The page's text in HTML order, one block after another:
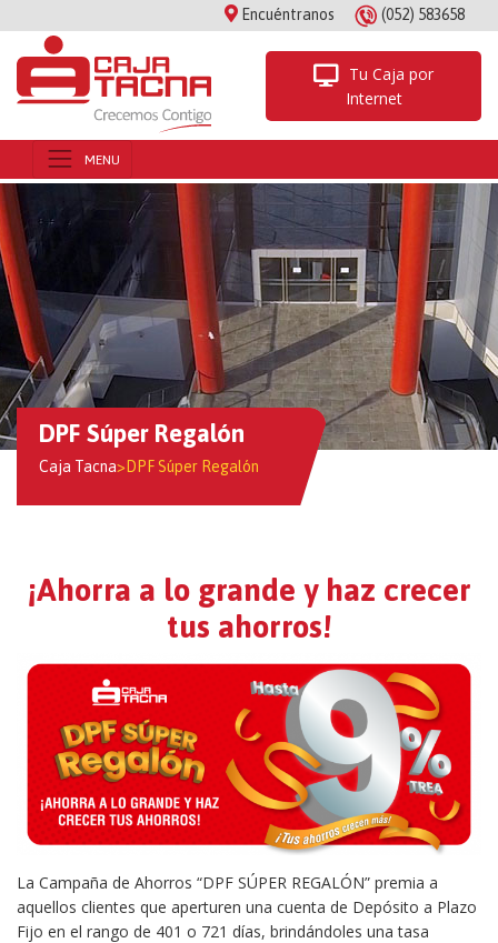
Encuéntranos (052) 583658
Tu Caja por
Internet
DPF Súper Regalón
Caja Tacna>DPF Súper Regalón
¡Ahorra a lo grande y haz crecer
tus ahorros!
La Campaña de Ahorros “DPF SÚPER REGALÓN” premia a
aquellos clientes que aperturen una cuenta de Depósito a Plazo
Fijo en el rango de 401 o 721 días, brindándoles una tasa